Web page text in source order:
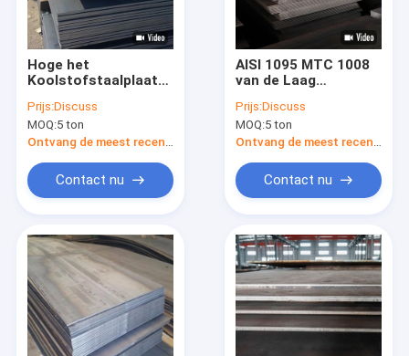
Producten
Over ons
Contacteer ons
Hoge het
Koolstofstaalplaat
Vloeistaal A36 van
ASTM A283
Prijs:Discuss
MOQ:5 ton
Ontvang de meest recente Prijs
Contact nu
AISI 1095 MTC 1008
van de Laag
Staalplaat voor
Industrie
Prijs:Discuss
MOQ:5 ton
Ontvang de meest recente Prijs
Contact nu